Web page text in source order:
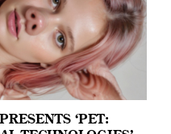
‘PET: